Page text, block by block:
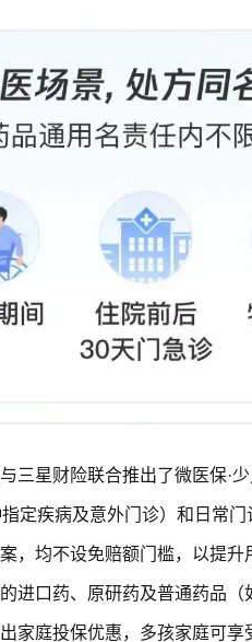
三星财险联合推出了微医保·
定疾病及意外门诊）和日常
，均不设免赔额门槛，以提
进口药、原研药及普通药品
家庭投保优惠，多孩家庭可